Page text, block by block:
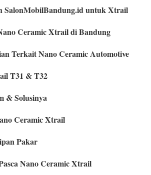
SalonMobilBandung.id untuk Xtrail
Ceramic Xtrail di Bandung
Terkait Nano Ceramic Automotive
T31 & T32
& Solusinya
Ceramic Xtrail
Pakar
Nano Ceramic Xtrail